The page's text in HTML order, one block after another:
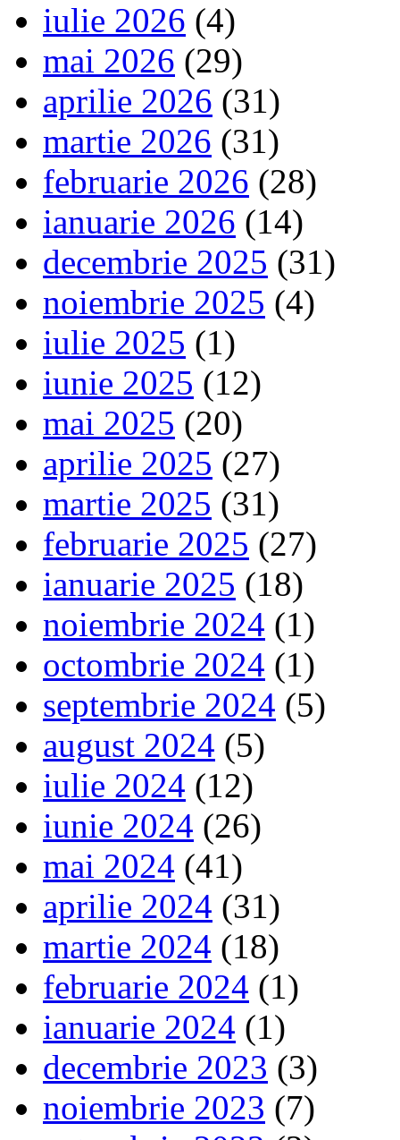
iulie 2026 (4)
mai 2026 (29)
aprilie 2026 (31)
martie 2026 (31)
februarie 2026 (28)
ianuarie 2026 (14)
decembrie 2025 (31)
noiembrie 2025 (4)
iulie 2025 (1)
iunie 2025 (12)
mai 2025 (20)
aprilie 2025 (27)
martie 2025 (31)
februarie 2025 (27)
ianuarie 2025 (18)
noiembrie 2024 (1)
octombrie 2024 (1)
septembrie 2024 (5)
august 2024 (5)
iulie 2024 (12)
iunie 2024 (26)
mai 2024 (41)
aprilie 2024 (31)
martie 2024 (18)
februarie 2024 (1)
ianuarie 2024 (1)
decembrie 2023 (3)
noiembrie 2023 (7)